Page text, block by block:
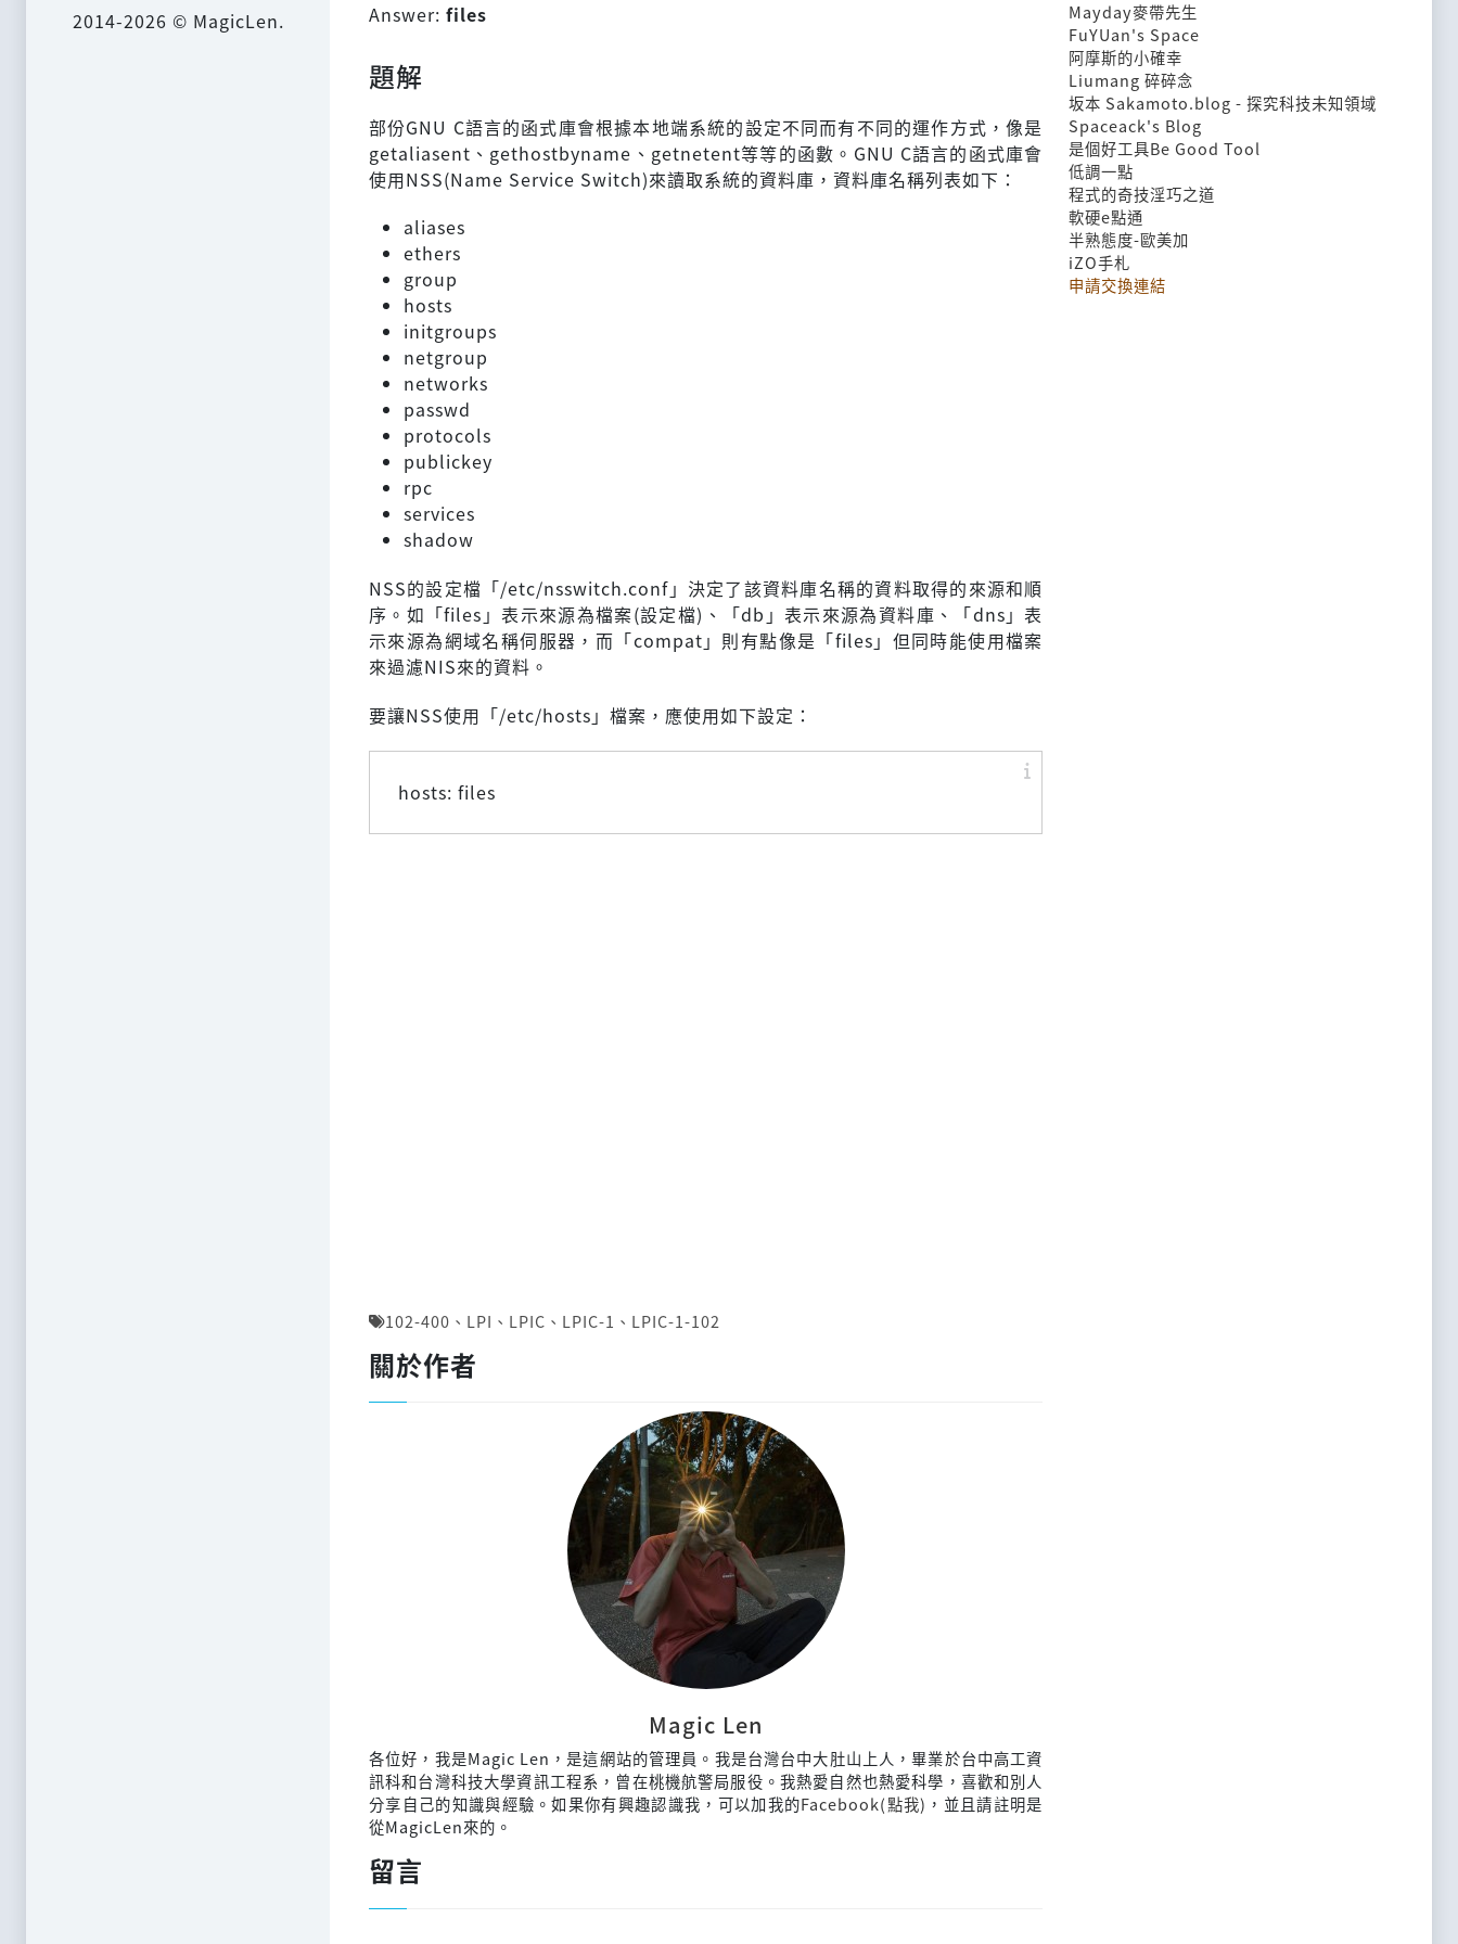
2014-2026 © MagicLen. Answer: files
題解
部份GNU C語言的函式庫會根據本地端系統的設定不同而有不同的運作方式，像是
getaliasent、gethostbyname、getnetent等等的函數。GNU C語言的函式庫會
使用NSS(Name Service Switch)來讀取系統的資料庫，資料庫名稱列表如下：
aliases
ethers
group
hosts
initgroups
netgroup
networks
passwd
protocols
publickey
rpc
services
shadow
NSS的設定檔「/etc/nsswitch.conf」決定了該資料庫名稱的資料取得的來源和順
序。如「files」表示來源為檔案(設定檔)、「db」表示來源為資料庫、「dns」表
示來源為網域名稱伺服器，而「compat」則有點像是「files」但同時能使用檔案
來過濾NIS來的資料。
要讓NSS使用「/etc/hosts」檔案，應使用如下設定：
hosts: files
102-400 、 LPI 、 LPIC 、 LPIC-1 、 LPIC-1-102
關於作者
Magic Len
各位好，我是Magic Len，是這網站的管理員。我是台灣台中大肚山上人，畢業於台中高工資
訊科和台灣科技大學資訊工程系，曾在桃機航警局服役。我熱愛自然也熱愛科學，喜歡和別人
分享自己的知識與經驗。如果你有興趣認識我，可以加我的Facebook(點我) ，並且請註明是
從MagicLen來的。
留言
Mayday麥帶先生
FuYUan's Space
阿摩斯的小確幸
Liumang 碎碎念
坂本 Sakamoto.blog - 探究科技未知領域
Spaceack's Blog
是個好工具Be Good Tool
低調一點
程式的奇技淫巧之道
軟硬e點通
半熟態度-歐美加
iZO手札
申請交換連結